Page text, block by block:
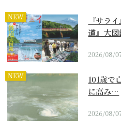
NEW
『サラ
道』大
2026/08/
NEW
101歳で
に高み…
2026/08/